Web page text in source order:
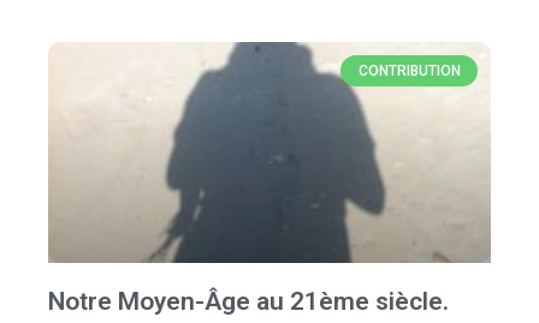
CONTRIBUTION
Notre Moyen-Âge au 21ème siècle.